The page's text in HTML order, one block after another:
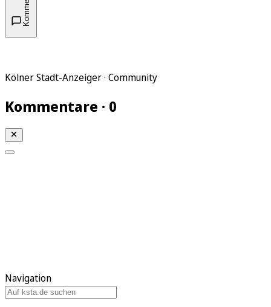
Kölner Stadt-Anzeiger · Community
Kommentare · 0
Navigation